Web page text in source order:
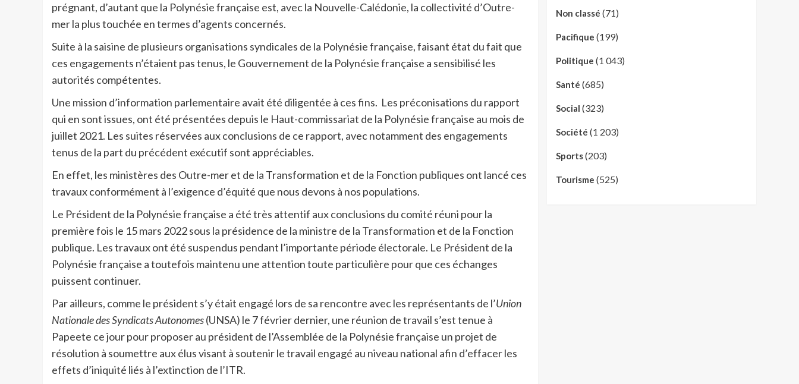
prégnant, d’autant que la Polynésie française est, avec la Nouvelle-Calédonie, la collectivité d’Outre-
mer la plus touchée en termes d’agents concernés.
Suite à la saisine de plusieurs organisations syndicales de la Polynésie française, faisant état du fait que
ces engagements n’étaient pas tenus, le Gouvernement de la Polynésie française a sensibilisé les
autorités compétentes.
Une mission d’information parlementaire avait été diligentée à ces fins. Les préconisations du rapport
qui en sont issues, ont été présentées depuis le Haut-commissariat de la Polynésie française au mois de
juillet 2021. Les suites réservées aux conclusions de ce rapport, avec notamment des engagements
tenus de la part du précédent exécutif sont appréciables.
En effet, les ministères des Outre-mer et de la Transformation et de la Fonction publiques ont lancé ces
travaux conformément à l’exigence d’équité que nous devons à nos populations.
Le Président de la Polynésie française a été très attentif aux conclusions du comité réuni pour la
première fois le 15 mars 2022 sous la présidence de la ministre de la Transformation et de la Fonction
publique. Les travaux ont été suspendus pendant l’importante période électorale. Le Président de la
Polynésie française a toutefois maintenu une attention toute particulière pour que ces échanges
puissent continuer.
Par ailleurs, comme le président s’y était engagé lors de sa rencontre avec les représentants de l’Union
Nationale des Syndicats Autonomes(UNSA) le 7 février dernier, une réunion de travail s’est tenue à
Papeete ce jour pour proposer au président de l’Assemblée de la Polynésie française un projet de
résolution à soumettre aux élus visant à soutenir le travail engagé au niveau national afin d’effacer les
effets d’iniquité liés à l’extinction de l’ITR.
Non classé (71)
Pacifique (199)
Politique (1 043)
Santé (685)
Social (323)
Société (1 203)
Sports(203)
Tourisme (525)